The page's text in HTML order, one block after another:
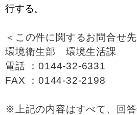
行する。
＜この件に関するお問合せ先
環境衛生部 環境生活課
電話 ：0144-32-6331
FAX ：0144-32-2198
※上記の内容はすべて、回